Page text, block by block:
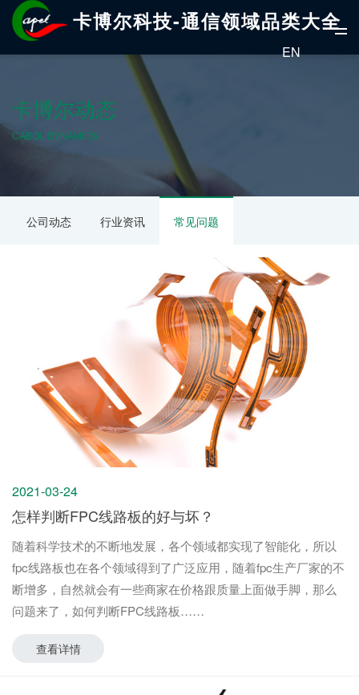
卡博尔科技-通信领域品类大全
EN
卡博尔动态
CABOL DYNAMICS
公司动态 行业资讯 常见问题
2021-03-24
怎样判断FPC线路板的好与坏？
随着科学技术的不断地发展，各个领域都实现了智能化，所以
fpc线路板也在各个领域得到了广泛应用，随着fpc生产厂家的不
断增多，自然就会有一些商家在价格跟质量上面做手脚，那么
问题来了，如何判断FPC线路板
查看详情